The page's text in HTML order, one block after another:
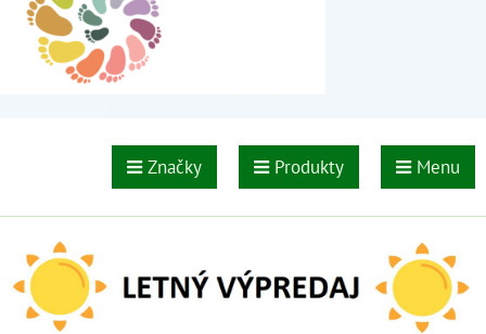
Značky Produkty Menu